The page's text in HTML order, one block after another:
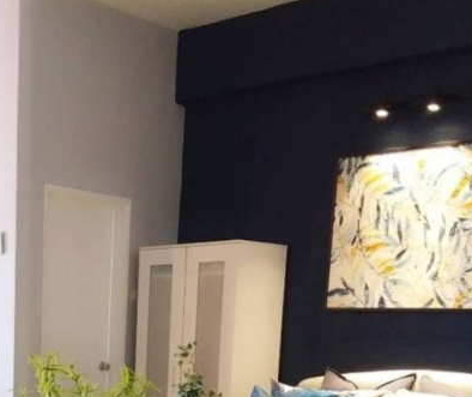
Beli Di Mana
Ilham Impiana
Ilham Impiana Inspirasi Selebriti
Impiana TV
Casa Impiana